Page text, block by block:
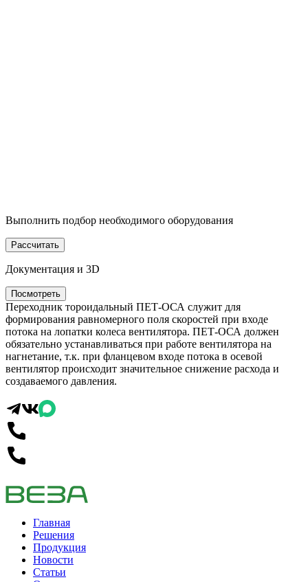
Выполнить подбор необходимого оборудования
Рассчитать
Документация и 3D
Посмотреть
Переходник тороидальный ПЕТ-ОСА служит для
формирования равномерного поля скоростей при входе
потока на лопатки колеса вентилятора. ПЕТ-ОСА должен
обязательно устанавливаться при работе вентилятора на
нагнетание, т.к. при фланцевом входе потока в осевой
вентилятор происходит значительное снижение расхода и
создаваемого давления.
Главная
Решения
Продукция
Новости
Статьи